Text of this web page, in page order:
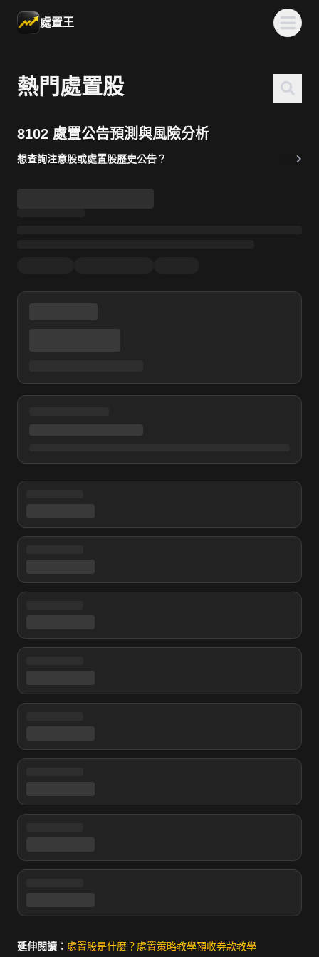
處置王
熱門處置股
8102 處置公告預測與風險分析
想查詢注意股或處置股歷史公告？
延伸閱讀： 處置股是什麼？ 處置策略教學預收券款教學